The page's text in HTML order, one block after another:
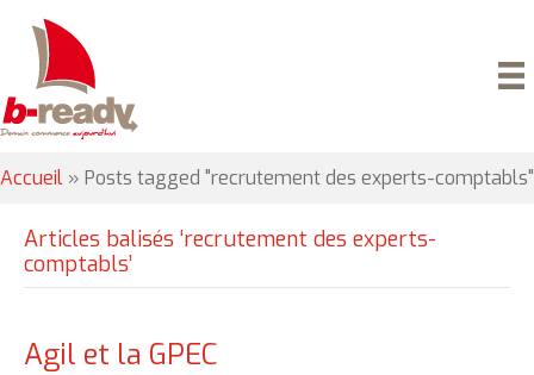
Accueil » Posts tagged "recrutement des experts-comptabls"
Articles balisés ‘recrutement des experts-
comptabls’
Agil et la GPEC